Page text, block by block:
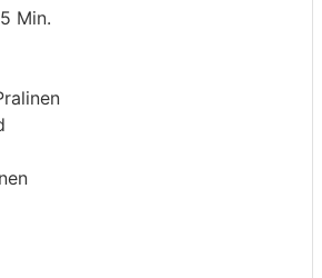
Minuten
Min.